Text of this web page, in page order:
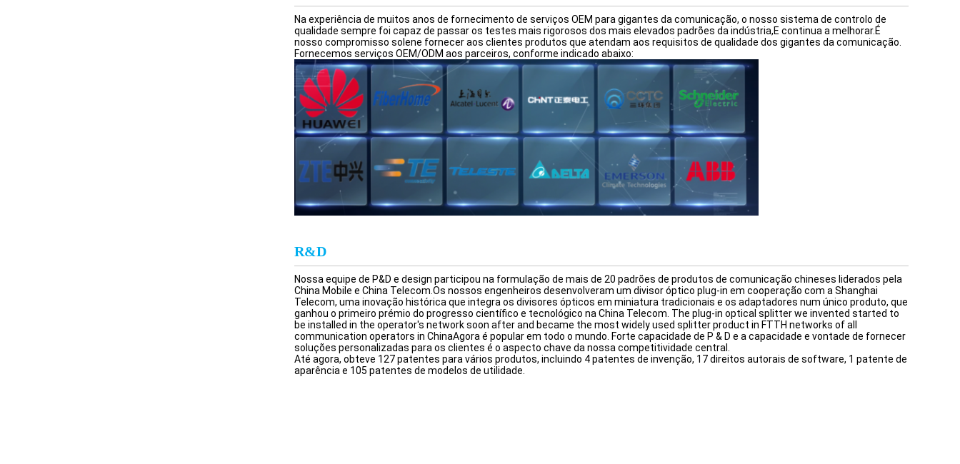
Na experiência de muitos anos de fornecimento de serviços OEM para gigantes da comunicação, o nosso sistema de controlo de
qualidade sempre foi capaz de passar os testes mais rigorosos dos mais elevados padrões da indústria,E continua a melhorar.É
nosso compromisso solene fornecer aos clientes produtos que atendam aos requisitos de qualidade dos gigantes da comunicação.
Fornecemos serviços OEM/ODM aos parceiros, conforme indicado abaixo:
R&D
Nossa equipe de P&D e design participou na formulação de mais de 20 padrões de produtos de comunicação chineses liderados pela
China Mobile e China Telecom.Os nossos engenheiros desenvolveram um divisor óptico plug-in em cooperação com a Shanghai
Telecom, uma inovação histórica que integra os divisores ópticos em miniatura tradicionais e os adaptadores num único produto, que
ganhou o primeiro prémio do progresso científico e tecnológico na China Telecom. The plug-in optical splitter we invented started to
be installed in the operator's network soon after and became the most widely used splitter product in FTTH networks of all
communication operators in ChinaAgora é popular em todo o mundo. Forte capacidade de P & D e a capacidade e vontade de fornecer
soluções personalizadas para os clientes é o aspecto chave da nossa competitividade central.
Até agora, obteve 127 patentes para vários produtos, incluindo 4 patentes de invenção, 17 direitos autorais de software, 1 patente de
aparência e 105 patentes de modelos de utilidade.